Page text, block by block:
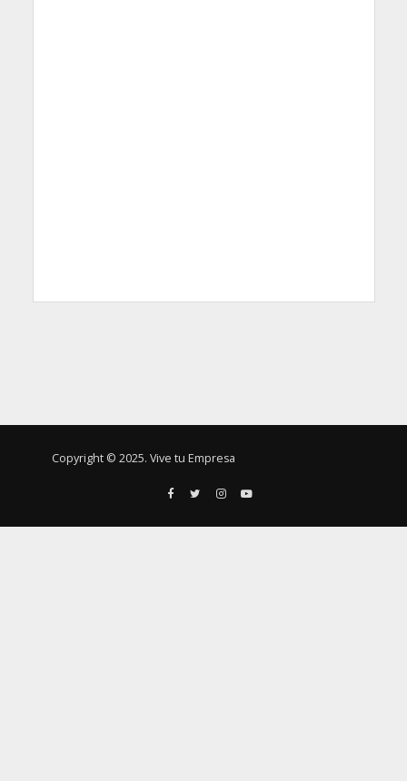
Copyright © 2025. Vive tu Empresa